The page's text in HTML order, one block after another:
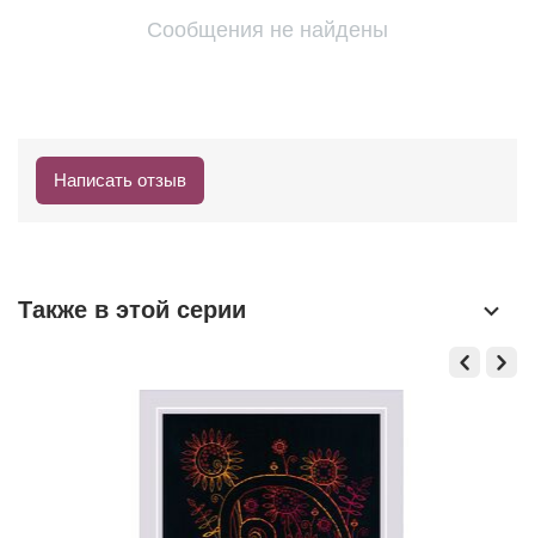
Сообщения не найдены
Написать отзыв
Также в этой серии